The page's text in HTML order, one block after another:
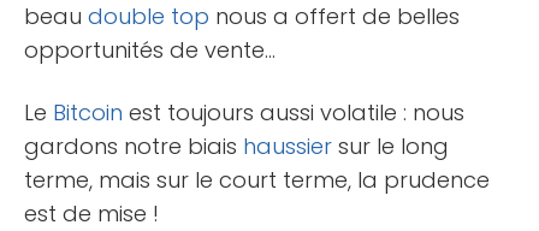
beau double top nous a offert de belles
opportunités de vente…
Le Bitcoin est toujours aussi volatile : nous
gardons notre biais haussier sur le long
terme, mais sur le court terme, la prudence
est de mise !